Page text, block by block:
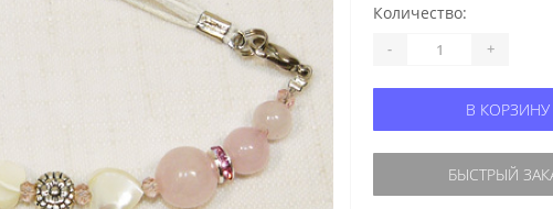
Количество:
- +
В КОРЗИНУ
БЫСТРЫЙ